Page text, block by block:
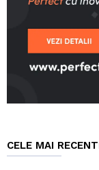
CELE MAI